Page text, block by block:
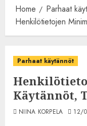
Home
Parhaat
Henkilötietojen
Parhaat käytännöt
Käytännöt,
NIINA KORPELA 12/